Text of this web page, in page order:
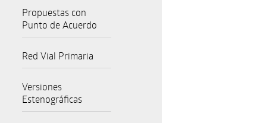
Propuestas con
Punto de Acuerdo
Red Vial Primaria
Versiones
Estenográficas